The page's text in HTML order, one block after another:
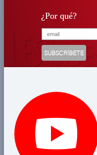
¿Por qué?
¿Por qué?
